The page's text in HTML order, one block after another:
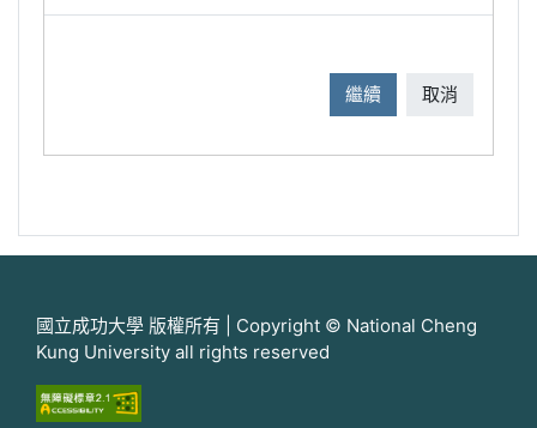
繼續 取消
國立成功大學 版權所有 | Copyright © National Cheng
Kung University all rights reserved